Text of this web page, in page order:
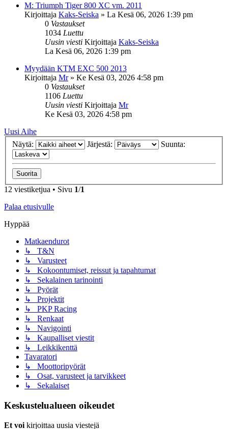
M: Triumph Tiger 800 XC vm. 2011
Kirjoittaja Kaks-Seiska » La Kesä 06, 2026 1:39 pm
0 Vastaukset
1034 Luettu
Uusin viesti Kirjoittaja Kaks-Seiska
La Kesä 06, 2026 1:39 pm
Myydään KTM EXC 500 2013
Kirjoittaja Mr» Ke Kesä 03, 2026 4:58 pm
0 Vastaukset
1106 Luettu
Uusin viesti Kirjoittaja Mr
Ke Kesä 03, 2026 4:58 pm
Uusi Aihe
Näytä:
Järjestä: Suunta:
12 viestiketjua • Sivu 1/1
Palaa etusivulle
Hyppää
Matkaendurot
↳ T&N
↳ Varusteet
↳ Kokoontumiset, reissut ja tapahtumat
↳ Sekalainen tarinointi
↳ Pyörät
↳ Projektit
↳ PKP Racing
↳ Renkaat
↳ Navigointi
↳ Kaupalliset viestit
↳ Leikkikenttä
Tavaratori
↳ Moottoripyörät
↳ Osat, varusteet ja tarvikkeet
↳ Sekalaiset
Keskustelualueen oikeudet
Et voi kirjoittaa uusia viestejä